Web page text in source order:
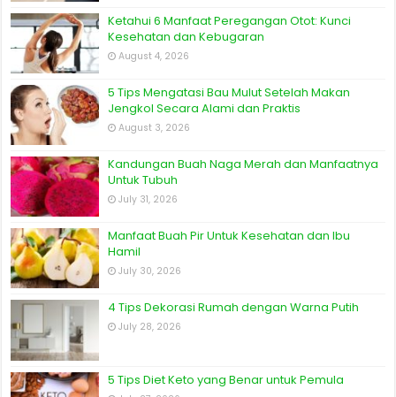
Ketahui 6 Manfaat Peregangan Otot: Kunci
Kesehatan dan Kebugaran
August 4, 2026
5 Tips Mengatasi Bau Mulut Setelah Makan
Jengkol Secara Alami dan Praktis
August 3, 2026
Kandungan Buah Naga Merah dan Manfaatnya
Untuk Tubuh
July 31, 2026
Manfaat Buah Pir Untuk Kesehatan dan Ibu
Hamil
July 30, 2026
4 Tips Dekorasi Rumah dengan Warna Putih
July 28, 2026
5 Tips Diet Keto yang Benar untuk Pemula